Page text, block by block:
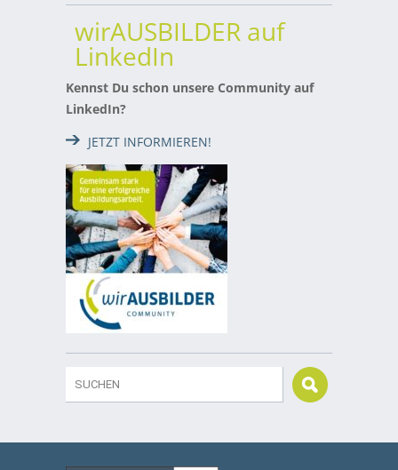
wirAUSBILDER auf
LinkedIn
Kennst Du schon unsere Community auf
LinkedIn?
JETZT INFORMIEREN!